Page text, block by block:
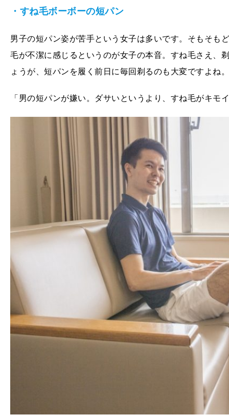
・すね毛ボーボーの短パン
男子の短パン姿が苦手という女子は多いです。そもそも
毛が不潔に感じるというのが女子の本音。すね毛さえ、
ょうが、短パンを履く前日に毎回剃るのも大変ですよね。
「男の短パンが嫌い。ダサいというより、すね毛がキ